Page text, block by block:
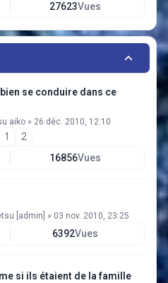
27623Vues
se conduire dans ce
aiko » 26 déc. 2010, 12:10
1
2
16856Vues
[admin] » 03 nov. 2010, 23:25
6392Vues
si ils étaient de la famille